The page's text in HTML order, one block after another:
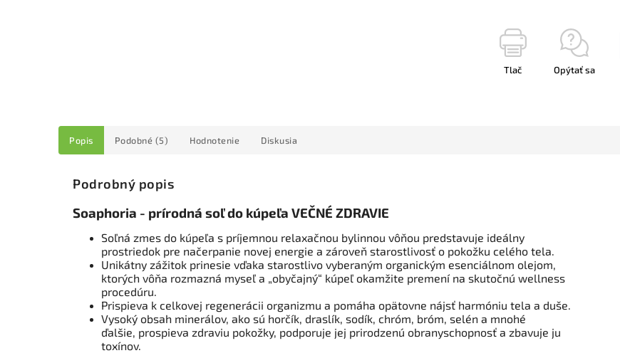
Tlač Opýtať sa
Popis Podobné (5) Hodnotenie Diskusia
Podrobný popis
Soaphoria - prírodná soľ do kúpeľa VEČNÉ ZDRAVIE
Soľná zmes do kúpeľa s príjemnou relaxačnou bylinnou vôňou predstavuje ideálny
prostriedok pre načerpanie novej energie a zároveň starostlivosť o pokožku celého tela.
Unikátny zážitok prinesie vďaka starostlivo vyberaným organickým esenciálnom olejom,
ktorých vôňa rozmazná myseľ a „obyčajný“ kúpeľ okamžite premení na skutočnú wellness
procedúru.
Prispieva k celkovej regenerácii organizmu a pomáha opätovne nájsť harmóniu tela a duše.
Vysoký obsah minerálov, ako sú horčík, draslík, sodík, chróm, bróm, selén a mnohé
ďalšie, prospieva zdraviu pokožky, podporuje jej prirodzenú obranyschopnosť a zbavuje ju
toxínov.